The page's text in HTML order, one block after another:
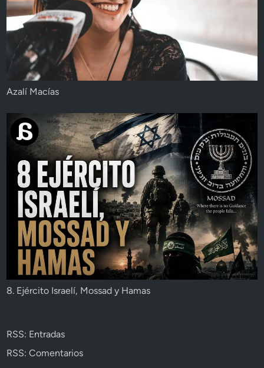
Azalí Macías
8. Ejército Israelí, Mossad y Hamas
RSS: Entradas
RSS: Comentarios